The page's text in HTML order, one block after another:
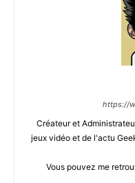
https://
Créateur et
jeux vidéo et de l'actu
Vous pouvez me